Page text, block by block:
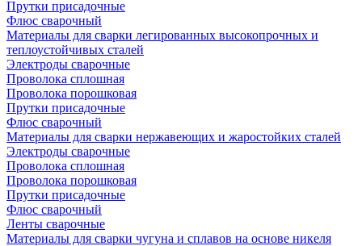
Прутки присадочные
Флюс сварочный
Материалы для сварки легированных высокопрочных и
теплоустойчивых сталей
Электроды сварочные
Проволока сплошная
Проволока порошковая
Прутки присадочные
Флюс сварочный
Материалы для сварки нержавеющих и жаростойких сталей
Электроды сварочные
Проволока сплошная
Проволока порошковая
Прутки присадочные
Флюс сварочный
Ленты сварочные
Материалы для сварки чугуна и сплавов на основе никеля